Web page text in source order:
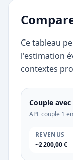
Ce tableau
l'estimation
contextes
Couple
APL couple 1
REVENUS
~2 200,00 €